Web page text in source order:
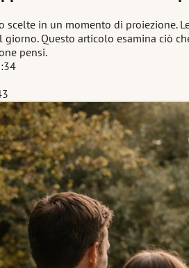
scelte in un momento di proiezione.
Questo articolo esamina ciò
pensi.